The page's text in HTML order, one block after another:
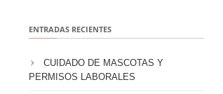
ENTRADAS RECIENTES
CUIDADO DE MASCOTAS Y
PERMISOS LABORALES